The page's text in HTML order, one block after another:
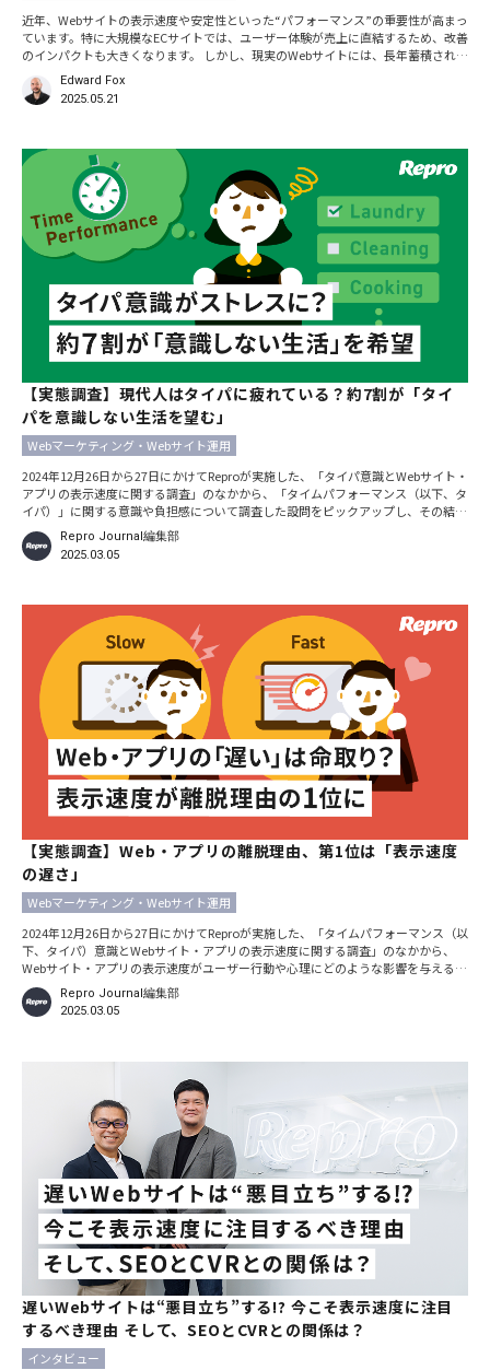
近年、Webサイトの表示速度や安定性といった“パフォーマンス”の重要性が高まっ
ています。特に大規模なECサイトでは、ユーザー体験が売上に直結するため、改善
のインパクトも大きくなります。 しかし、現実のWebサイトには、長年蓄積された
技術的負債や組織的な壁が存在し、ツールだけでは解決しきれないケースも多く見
られます。 そこで、私たちは「Repro
Edward Fox
2025.05.21
【実態調査】現代人はタイパに疲れている？約7割が「タイ
パを意識しない生活を望む」
Webマーケティング・Webサイト運用
2024年12月26日から27日にかけてReproが実施した、「タイパ意識とWebサイト・
アプリの表示速度に関する調査」のなかから、「タイムパフォーマンス（以下、タ
イパ）」に関する意識や負担感について調査した設問をピックアップし、その結果
を紹介します。 2022年には「今年の新語
Repro Journal編集部
2025.03.05
【実態調査】Web・アプリの離脱理由、第1位は「表示速度
の遅さ」
Webマーケティング・Webサイト運用
2024年12月26日から27日にかけてReproが実施した、「タイムパフォーマンス（以
下、タイパ）意識とWebサイト・アプリの表示速度に関する調査」のなかから、
Webサイト・アプリの表示速度がユーザー行動や心理にどのような影響を与えるか
を調査した設問をピックアップし、その結果を紹介します。
Repro Journal編集部
2025.03.05
遅いWebサイトは“悪目立ち”する!? 今こそ表示速度に注目
するべき理由 そして、SEOとCVRとの関係は？
インタビュー